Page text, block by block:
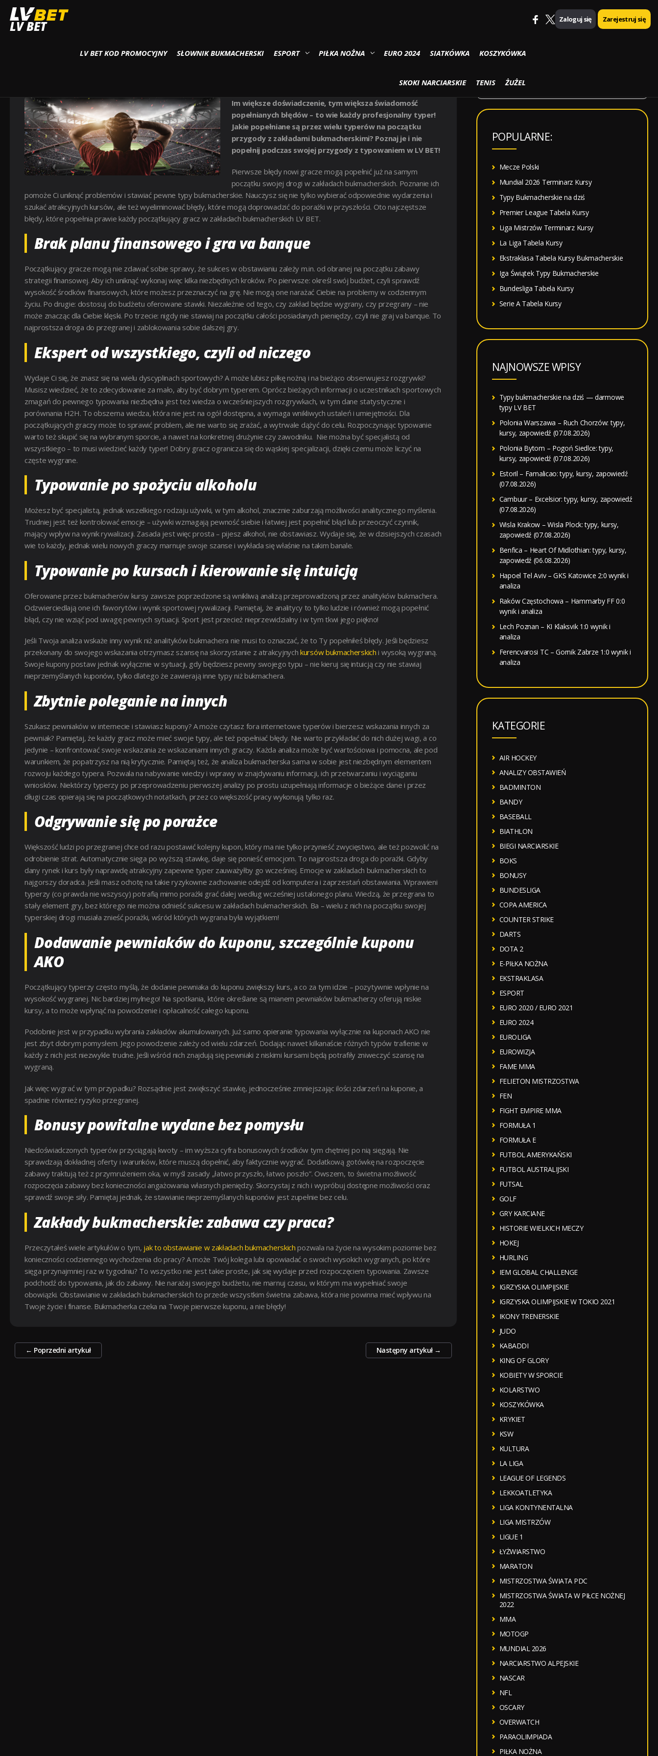
LV BET
LV BET KOD PROMOCYJNY SŁOWNIK BUKMACHERSKI ESPORT PIŁKA NOŻNA EURO 2024 SIATKÓWKA KOSZYKÓWKA
SKOKI NARCIARSKIE TENIS ŻUŻEL
Zaloguj się Zarejestruj się
Strona główna Zakłady Specjalne
JAKIE SĄ NAJCZĘSTSZE BŁĘDY POCZĄTKUJĄCYCH TYPERÓW?
Im większe doświadczenie, tym większa świadomość
popełnianych błędów – to wie każdy profesjonalny typer!
Jakie popełniane są przez wielu typerów na początku
przygody z zakładami bukmacherskimi? Poznaj je i nie
popełnij podczas swojej przygody z typowaniem w LV BET!
Pierwsze błędy nowi gracze mogą popełnić już na samym
początku swojej drogi w zakładach bukmacherskich. Poznanie ich
pomoże Ci uniknąć problemów i stawiać pewne typy bukmacherskie. Nauczysz się nie tylko wybierać odpowiednie wydarzenia i
szukać atrakcyjnych kursów, ale też wyeliminować błędy, które mogą doprowadzić do porażki w przyszłości. Oto najczęstsze
błędy, które popełnia prawie każdy początkujący gracz w zakładach bukmacherskich LV BET.
Brak planu finansowego i gra va banque
Początkujący gracze mogą nie zdawać sobie sprawy, że sukces w obstawianiu zależy m.in. od obranej na początku zabawy
strategii finansowej. Aby ich uniknąć wykonaj więc kilka niezbędnych kroków. Po pierwsze: określ swój budżet, czyli sprawdź
wysokość środków finansowych, które możesz przeznaczyć na grę. Nie mogą one narażać Ciebie na problemy w codziennym
życiu. Po drugie: dostosuj do budżetu oferowane stawki. Niezależnie od tego, czy zakład będzie wygrany, czy przegrany – nie
może znacząc dla Ciebie klęski. Po trzecie: nigdy nie stawiaj na początku całości posiadanych pieniędzy, czyli nie graj va banque. To
najprostsza droga do przegranej i zablokowania sobie dalszej gry.
Ekspert od wszystkiego, czyli od niczego
Wydaje Ci się, że znasz się na wielu dyscyplinach sportowych? A może lubisz piłkę nożną i na bieżąco obserwujesz rozgrywki?
Musisz wiedzieć, że to zdecydowanie za mało, aby być dobrym typerem. Oprócz bieżących informacji o uczestnikach sportowych
zmagań do pewnego typowania niezbędna jest też wiedza o wcześniejszych rozgrywkach, w tym dane statystyczne i
porównania H2H. To obszerna wiedza, która nie jest na ogół dostępna, a wymaga wnikliwych ustaleń i umiejętności. Dla
początkujących graczy może to sprawić problem, ale nie warto się zrażać, a wytrwale dążyć do celu. Rozpoczynając typowanie
warto też skupić się na wybranym sporcie, a nawet na konkretnej drużynie czy zawodniku. Nie można być specjalistą od
wszystkiego – to musi wiedzieć każdy typer! Dobry gracz ogranicza się do wąskiej specjalizacji, dzięki czemu może liczyć na
częste wygrane.
Typowanie po spożyciu alkoholu
Możesz być specjalistą, jednak wszelkiego rodzaju używki, w tym alkohol, znacznie zaburzają możliwości analitycznego myślenia.
Trudniej jest też kontrolować emocje – używki wzmagają pewność siebie i łatwiej jest popełnić błąd lub przeoczyć czynnik,
mający wpływ na wynik rywalizacji. Zasada jest więc prosta – pijesz alkohol, nie obstawiasz. Wydaje się, że w dzisiejszych czasach
wie to każdy, jednak wielu nowych graczy marnuje swoje szanse i wykłada się właśnie na takim banale.
Typowanie po kursach i kierowanie się intuicją
Oferowane przez bukmacherów kursy zawsze poprzedzone są wnikliwą analizą przeprowadzoną przez analityków bukmachera.
Odzwierciedlają one ich faworytów i wynik sportowej rywalizacji. Pamiętaj, że analitycy to tylko ludzie i również mogą popełnić
błąd, czy nie wziąć pod uwagę pewnych sytuacji. Sport jest przecież nieprzewidzialny i w tym tkwi jego piękno!
Jeśli Twoja analiza wskaże inny wynik niż analityków bukmachera nie musi to oznaczać, że to Ty popełniłeś błędy. Jeśli będziesz
przekonany do swojego wskazania otrzymasz szansę na skorzystanie z atrakcyjnych kursów bukmacherskich i wysoką wygraną.
Swoje kupony postaw jednak wyłącznie w sytuacji, gdy będziesz pewny swojego typu – nie kieruj się intuicją czy nie stawiaj
nieprzemyślanych kuponów, tylko dlatego że zawierają inne typy niż bukmachera.
Zbytnie poleganie na innych
Szukasz pewniaków w internecie i stawiasz kupony? A może czytasz fora internetowe typerów i bierzesz wskazania innych za
pewniak? Pamiętaj, że każdy gracz może mieć swoje typy, ale też popełniać błędy. Nie warto przykładać do nich dużej wagi, a co
jedynie – konfrontować swoje wskazania ze wskazaniami innych graczy. Każda analiza może być wartościowa i pomocna, ale pod
warunkiem, że popatrzysz na nią krytycznie. Pamiętaj też, że analiza bukmacherska sama w sobie jest niezbędnym elementem
rozwoju każdego typera. Pozwala na nabywanie wiedzy i wprawy w znajdywaniu informacji, ich przetwarzaniu i wyciąganiu
wniosków. Niektórzy typerzy po przeprowadzeniu pierwszej analizy po prostu uzupełniają informacje o bieżące dane i przez
długi czas opierają się na początkowych notatkach, przez co większość pracy wykonują tylko raz.
Odgrywanie się po porażce
Większość ludzi po przegranej chce od razu postawić kolejny kupon, który ma nie tylko przynieść zwycięstwo, ale też pozwolić na
odrobienie strat. Automatycznie sięga po wyższą stawkę, daje się ponieść emocjom. To najprostsza droga do porażki. Gdyby
dany rynek i kurs były naprawdę atrakcyjny zapewne typer zauważyłby go wcześniej. Emocje w zakładach bukmacherskich to
najgorszy doradca. Jeśli masz ochotę na takie ryzykowne zachowanie odejdź od komputera i zaprzestań obstawiania. Wprawieni
typerzy (co prawda nie wszyscy) potrafią mimo porażki grać dalej według wcześniej ustalonego planu. Wiedzą, że przegrana to
stały element gry, bez którego nie można odnieść sukcesu w zakładach bukmacherskich. Ba – wielu z nich na początku swojej
typerskiej drogi musiała znieść porażki, wśród których wygrana była wyjątkiem!
Dodawanie pewniaków do kuponu, szczególnie kuponu
AKO
Początkujący typerzy często myślą, że dodanie pewniaka do kuponu zwiększy kurs, a co za tym idzie – pozytywnie wpłynie na
wysokość wygranej. Nic bardziej mylnego! Na spotkania, które określane są mianem pewniaków bukmacherzy oferują niskie
kursy, a to może wpłynąć na powodzenie i opłacalność całego kuponu.
Podobnie jest w przypadku wybrania zakładów akumulowanych. Już samo opieranie typowania wyłącznie na kuponach AKO nie
jest zbyt dobrym pomysłem. Jego powodzenie zależy od wielu zdarzeń. Dodając nawet kilkanaście różnych typów trafienie w
każdy z nich jest niezwykle trudne. Jeśli wśród nich znajdują się pewniaki z niskimi kursami będą potrafiły zniweczyć szansę na
wygraną.
Jak więc wygrać w tym przypadku? Rozsądnie jest zwiększyć stawkę, jednocześnie zmniejszając ilości zdarzeń na kuponie, a
spadnie również ryzyko przegranej.
Bonusy powitalne wydane bez pomysłu
Niedoświadczonych typerów przyciągają kwoty – im wyższa cyfra bonusowych środków tym chętniej po nią sięgają. Nie
sprawdzają dokładnej oferty i warunków, które muszą dopełnić, aby faktycznie wygrać. Dodatkową gotówkę na rozpoczęcie
zabawy traktują też z przymrużeniem oka, w myśl zasady „łatwo przyszło, łatwo poszło”. Owszem, to świetna możliwość
rozpoczęcia zabawy bez konieczności angażowania własnych pieniędzy. Skorzystaj z nich i wypróbuj dostępne możliwości oraz
sprawdź swoje siły. Pamiętaj jednak, że stawianie nieprzemyślanych kuponów jest zupełnie bez celu.
Zakłady bukmacherskie: zabawa czy praca?
Przeczytałeś wiele artykułów o tym, jak to obstawianie w zakładach bukmacherskich pozwala na życie na wysokim poziomie bez
konieczności codziennego wychodzenia do pracy? A może Twój kolega lubi opowiadać o swoich wysokich wygranych, po które
sięga przynajmniej raz w tygodniu? To wszystko nie jest takie proste, jak się wydaje przed rozpoczęciem typowania. Zawsze
podchodź do typowania, jak do zabawy. Nie narażaj swojego budżetu, nie marnuj czasu, w którym ma wypełniać swoje
obowiązki. Obstawianie w zakładach bukmacherskich to przede wszystkim świetna zabawa, która nie powinna mieć wpływu na
Twoje życie i finanse. Bukmacherka czeka na Twoje pierwsze kuponu, a nie błędy!
Zobacz
← Poprzedni artykuł Następny artykuł →
SZUKAJ
k
POPULARNE:
Mecze Polski
Mundial 2026 Terminarz Kursy
Typy Bukmacherskie na dziś
Premier League Tabela Kursy
Liga Mistrzów Terminarz Kursy
La Liga Tabela Kursy
Ekstraklasa Tabela Kursy Bukmacherskie
Iga Świątek Typy Bukmacherskie
Bundesliga Tabela Kursy
Serie A Tabela Kursy
NAJNOWSZE WPISY
Typy bukmacherskie na dziś — darmowe
typy LV BET
Polonia Warszawa – Ruch Chorzów: typy,
kursy, zapowiedź (07.08.2026)
Polonia Bytom – Pogoń Siedlce: typy,
kursy, zapowiedź (07.08.2026)
Estoril – Famalicao: typy, kursy, zapowiedź
(07.08.2026)
Cambuur – Excelsior: typy, kursy, zapowiedź
(07.08.2026)
Wisla Krakow – Wisla Plock: typy, kursy,
zapowiedź (07.08.2026)
Benfica – Heart Of Midlothian: typy, kursy,
zapowiedź (06.08.2026)
Hapoel Tel Aviv – GKS Katowice 2:0 wynik i
analiza
Raków Częstochowa – Hammarby FF 0:0
wynik i analiza
Lech Poznan – KI Klaksvik 1:0 wynik i
analiza
Ferencvarosi TC – Gornik Zabrze 1:0 wynik i
analiza
KATEGORIE
AIR HOCKEY
ANALIZY OBSTAWIEŃ
BADMINTON
BANDY
BASEBALL
BIATHLON
BIEGI NARCIARSKIE
BOKS
BONUSY
BUNDESLIGA
COPA AMERICA
COUNTER STRIKE
DARTS
DOTA 2
E-PIŁKA NOŻNA
EKSTRAKLASA
ESPORT
EURO 2020 / EURO 2021
EURO 2024
EUROLIGA
EUROWIZJA
FAME MMA
FELIETON MISTRZOSTWA
FEN
FIGHT EMPIRE MMA
FORMUŁA 1
FORMUŁA E
FUTBOL AMERYKAŃSKI
FUTBOL AUSTRALIJSKI
FUTSAL
GOLF
GRY KARCIANE
HISTORIE WIELKICH MECZY
HOKEJ
HURLING
IEM GLOBAL CHALLENGE
IGRZYSKA OLIMPIJSKIE
IGRZYSKA OLIMPIJSKIE W TOKIO 2021
IKONY TRENERSKIE
JUDO
KABADDI
KING OF GLORY
KOBIETY W SPORCIE
KOLARSTWO
KOSZYKÓWKA
KRYKIET
KSW
KULTURA
LA LIGA
LEAGUE OF LEGENDS
LEKKOATLETYKA
LIGA KONTYNENTALNA
LIGA MISTRZÓW
LIGUE 1
ŁYŻWIARSTWO
MARATON
MISTRZOSTWA ŚWIATA PDC
MISTRZOSTWA ŚWIATA W PIŁCE NOŻNEJ
2022
MMA
MOTOGP
MUNDIAL 2026
NARCIARSTWO ALPEJSKIE
NASCAR
NFL
OSCARY
OVERWATCH
PARAOLIMPIADA
PIŁKA NOŻNA